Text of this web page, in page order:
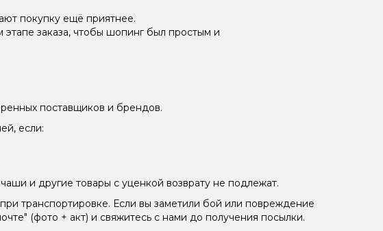
покупку ещё приятнее.
заказа, чтобы шопинг был простым и
поставщиков и брендов.
если:
и другие товары с уценкой возврату не подлежат.
транспортировке. Если вы заметили бой или повреждение
(фото + акт) и свяжитесь с нами до получения посылки.